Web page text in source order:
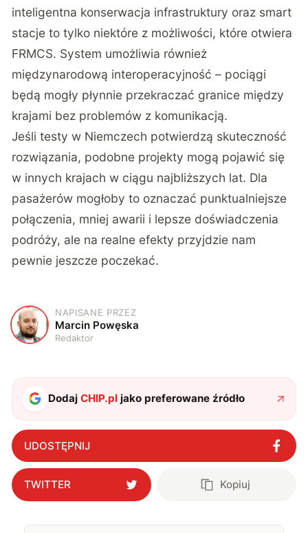
inteligentna konserwacja infrastruktury oraz smart
stacje to tylko niektóre z możliwości, które otwiera
FRMCS. System umożliwia również
międzynarodową interoperacyjność – pociągi
będą mogły płynnie przekraczać granice między
krajami bez problemów z komunikacją.
Jeśli testy w Niemczech potwierdzą skuteczność
rozwiązania, podobne projekty mogą pojawić się
w innych krajach w ciągu najbliższych lat. Dla
pasażerów mogłoby to oznaczać punktualniejsze
połączenia, mniej awarii i lepsze doświadczenia
podróży, ale na realne efekty przyjdzie nam
pewnie jeszcze poczekać.
M
NAPISANE PRZEZ
Marcin Powęska
Redaktor
DodajCHIP.pl jako preferowane źródło
UDOSTĘPNIJ
TWITTER Kopiuj